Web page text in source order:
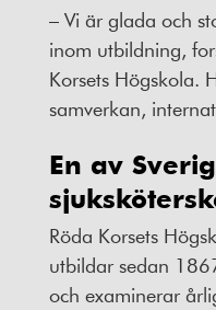
– Vi är glada och
inom utbildning,
Korsets Högskola.
samverkan,
En av
Röda Korsets
utbildar sedan
och examinerar